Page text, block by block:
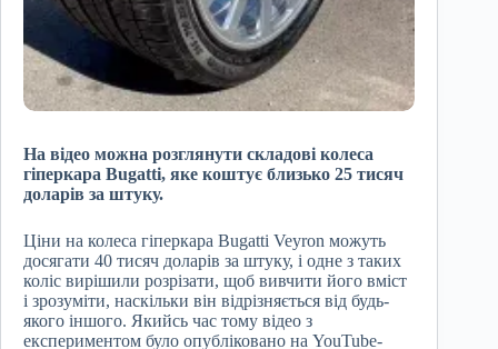
На відео можна розглянути складові колеса
гіперкара Bugatti, яке коштує близько 25 тисяч
доларів за штуку.
Ціни на колеса гіперкара Bugatti Veyron можуть
досягати 40 тисяч доларів за штуку, і одне з таких
коліс вирішили розрізати, щоб вивчити його вміст
і зрозуміти, наскільки він відрізняється від будь-
якого іншого. Якийсь час тому відео з
експериментом було опубліковано на YouTube-